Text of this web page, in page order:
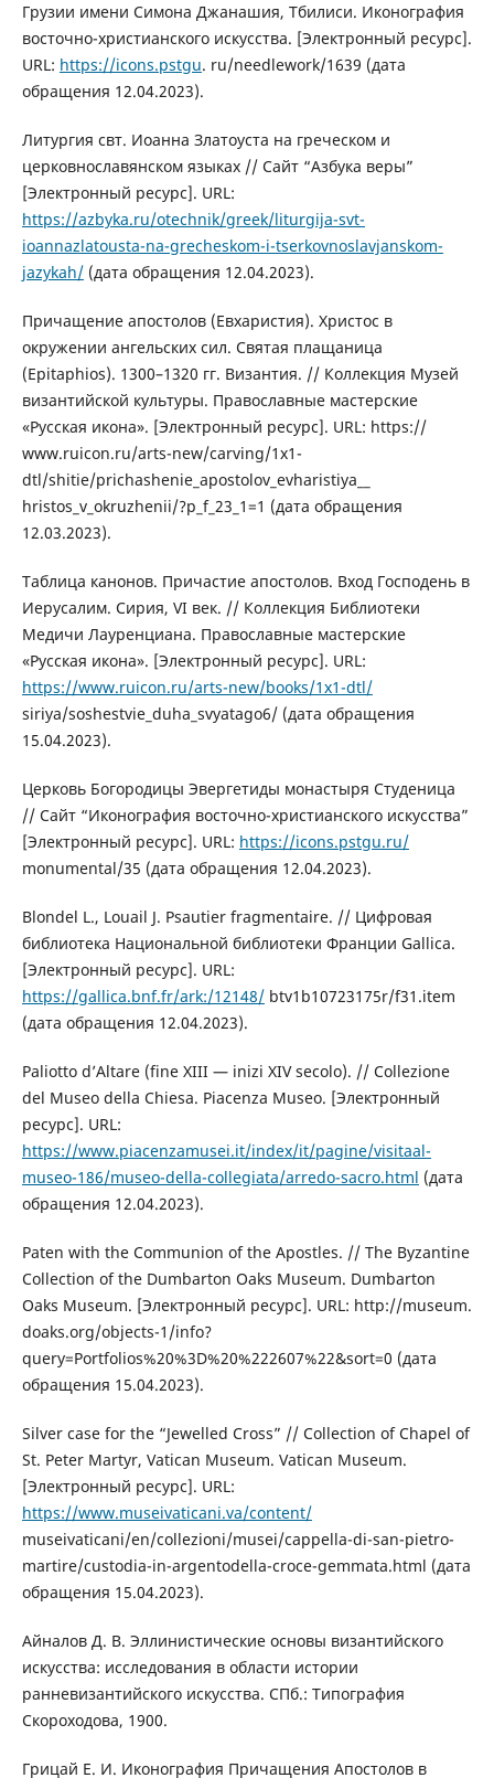
Грузии имени Симона Джанашия, Тбилиси. Иконография
восточно-христианского искусства. [Электронный ресурс].
URL: https://icons.pstgu. ru/needlework/1639 (дата
обращения 12.04.2023).
Литургия свт. Иоанна Златоуста на греческом и
церковнославянском языках // Сайт “Азбука веры”
[Электронный ресурс]. URL:
https://azbyka.ru/otechnik/greek/liturgija-svt-
ioannazlatousta-na-grecheskom-i-tserkovnoslavjanskom-
jazykah/(дата обращения 12.04.2023).
Причащение апостолов (Евхаристия). Христос в
окружении ангельских сил. Святая плащаница
(Epitaphios). 1300–1320 гг. Византия. // Коллекция Музей
византийской культуры. Православные мастерские
«Русская икона». [Электронный ресурс]. URL: https://
www.ruicon.ru/arts-new/carving/1x1-
dtl/shitie/prichashenie_apostolov_evharistiya__
hristos_v_okruzhenii/?p_f_23_1=1 (дата обращения
12.03.2023).
Таблица канонов. Причастие апостолов. Вход Господень в
Иерусалим. Сирия, VI век. // Коллекция Библиотеки
Медичи Лауренциана. Православные мастерские
«Русская икона». [Электронный ресурс]. URL:
https://www.ruicon.ru/arts-new/books/1x1-dtl/
siriya/soshestvie_duha_svyatago6/ (дата обращения
15.04.2023).
Церковь Богородицы Эвергетиды монастыря Студеница
// Сайт “Иконография восточно-христианского искусства”
[Электронный ресурс]. URL: https://icons.pstgu.ru/
monumental/35 (дата обращения 12.04.2023).
Blondel L., Louail J. Psautier fragmentaire. // Цифровая
библиотека Национальной библиотеки Франции Gallica.
[Электронный ресурс]. URL:
https://gallica.bnf.fr/ark:/12148/btv1b10723175r/f31.item
(дата обращения 12.04.2023).
Paliotto d’Altare (fine XIII — inizi XIV secolo). // Collezione
del Museo della Chiesa. Piacenza Museo. [Электронный
ресурс]. URL:
https://www.piacenzamusei.it/index/it/pagine/visitaal-
museo-186/museo-della-collegiata/arredo-sacro.html (дата
обращения 12.04.2023).
Paten with the Communion of the Apostles. // The Byzantine
Collection of the Dumbarton Oaks Museum. Dumbarton
Oaks Museum. [Электронный ресурс]. URL: http://museum.
doaks.org/objects-1/info?
query=Portfolios%20%3D%20%222607%22&sort=0 (дата
обращения 15.04.2023).
Silver case for the “Jewelled Cross” // Collection of Chapel of
St. Peter Martyr, Vatican Museum. Vatican Museum.
[Электронный ресурс]. URL:
https://www.museivaticani.va/content/
museivaticani/en/collezioni/musei/cappella-di-san-pietro-
martire/custodia-in-argentodella-croce-gemmata.html (дата
обращения 15.04.2023).
Айналов Д. В. Эллинистические основы византийского
искусства: исследования в области истории
ранневизантийского искусства. СПб.: Типография
Скороходова, 1900.
Грицай Е. И. Иконография Причащения Апостолов в